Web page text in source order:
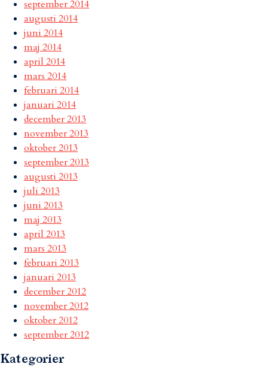
september 2014
augusti 2014
juni 2014
maj 2014
april 2014
mars 2014
februari 2014
januari 2014
december 2013
november 2013
oktober 2013
september 2013
augusti 2013
juli 2013
juni 2013
maj 2013
april 2013
mars 2013
februari 2013
januari 2013
december 2012
november 2012
oktober 2012
september 2012
Kategorier